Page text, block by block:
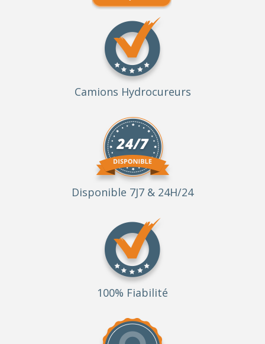
Camions Hydrocureurs
Disponible 7J7 & 24H/24
100% Fiabilité